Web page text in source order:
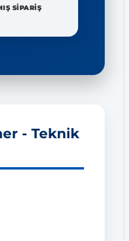
SİPARİŞ
- Teknik